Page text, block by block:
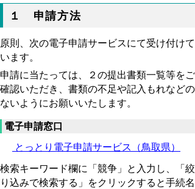
１ 申請方法
原則、次の電子申請サービスにて受け付けて
います。
申請に当たっては、２の提出書類一覧等をご
確認いただき、書類の不足や記入もれなどの
ないようにお願いいたします。
電子申請窓口
とっとり電子申請サービス（鳥取県）
検索キーワード欄に「競争」と入力し、「絞
り込みで検索する」をクリックすると手続名